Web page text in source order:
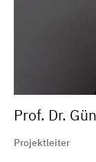
Prof. Dr.
Projektleiter